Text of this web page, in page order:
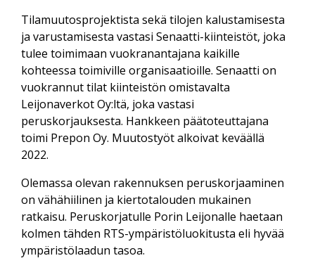
Tilamuutosprojektista sekä tilojen kalustamisesta
ja varustamisesta vastasi Senaatti-kiinteistöt, joka
tulee toimimaan vuokranantajana kaikille
kohteessa toimiville organisaatioille. Senaatti on
vuokrannut tilat kiinteistön omistavalta
Leijonaverkot Oy:ltä, joka vastasi
peruskorjauksesta. Hankkeen päätoteuttajana
toimi Prepon Oy. Muutostyöt alkoivat keväällä
2022.
Olemassa olevan rakennuksen peruskorjaaminen
on vähähiilinen ja kiertotalouden mukainen
ratkaisu. Peruskorjatulle Porin Leijonalle haetaan
kolmen tähden RTS-ympäristöluokitusta eli hyvää
ympäristölaadun tasoa.